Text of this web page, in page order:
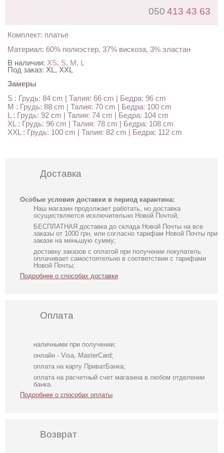
050 413 43 63
Комплект: платье
Материал: 60% полиэстер, 37% вискоза, 3% эластан
В наличии: XS, S, M, L
Под заказ: XL, XXL
Замеры
S : Грудь: 84 cm | Талия: 66 cm | Бедра: 96 cm
M : Грудь: 88 cm | Талия: 70 cm | Бедра: 100 cm
L : Грудь: 92 cm | Талия: 74 cm | Бедра: 104 cm
XL : Грудь: 96 cm | Талия: 78 cm | Бедра: 108 cm
XXL : Грудь: 100 cm | Талия: 82 cm | Бедра: 112 cm
Доставка
Особые условия доставки в период карантина:
Наш магазин продолжает работать, но доставка
осуществляется исключительно Новой Почтой;
БЕСПЛАТНАЯ доставка до склада Новой Почты на все
заказы от 1000 грн, или согласно тарифам Новой Почты при
заказе на меньшую сумму;
доставку заказов с оплатой при получении покупатель
оплачивает самостоятельно в соответствии с тарифами
Новой Почты;
Подробнее о способах доставки
Оплата
наличными при получении;
онлайн - Visa, MasterCard;
оплата на карту ПриватБанка;
оплата на расчетный счет магазина в любом отделении
банка.
Подробнее о способах оплаты
Возврат